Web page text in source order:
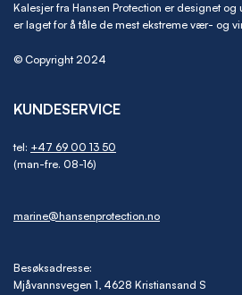
Kalesjer fra Hansen Protection er designet og
er laget for å tåle de mest ekstreme vær- og
© Copyright 2024
KUNDESERVICE
tel: +47 69 00 13 50
(man-fre. 08-16)
marine@hansenprotection.no
Besøksadresse:
Mjåvannsvegen 1, 4628 Kristiansand S